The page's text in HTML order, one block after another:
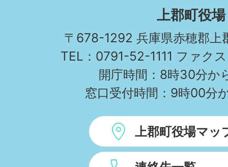
KAMIGORI
TOWN
上郡町役場
〒678-1292 兵庫県赤穂郡上
TEL：0791-52-1111 ファク
開庁時間：8時30分か
窓口受付時間：9時00分
上郡町役場マッ